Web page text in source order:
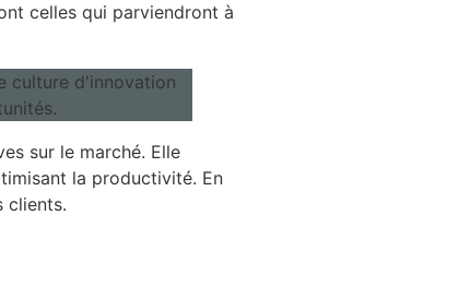
celles qui parviendront à
sur le marché. Elle
la productivité. En
clients.